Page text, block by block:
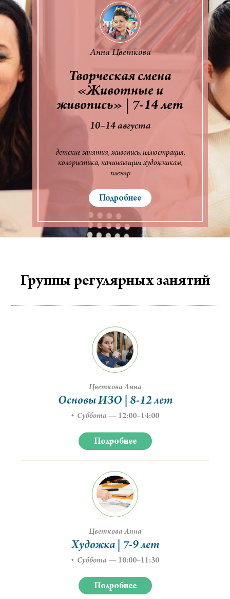
Анна Цветкова
Творческая смена
«Животные и
живопись» | 7-14 лет
10–14 августа
детские занятия живопись иллюстрация
колористика начинающим художникам
пленэр
Подробнее
Группы регулярных занятий
Цветкова Анна
Основы ИЗО | 8-12 лет
Суббота — 12:00–14:00
Подробнее
Цветкова Анна
Художка | 7-9 лет
Суббота — 10:00–11:30
Подробнее